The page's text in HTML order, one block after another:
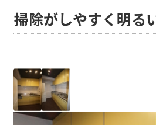
掃除がしやすく明る